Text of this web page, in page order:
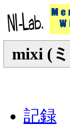
mixi (
記録